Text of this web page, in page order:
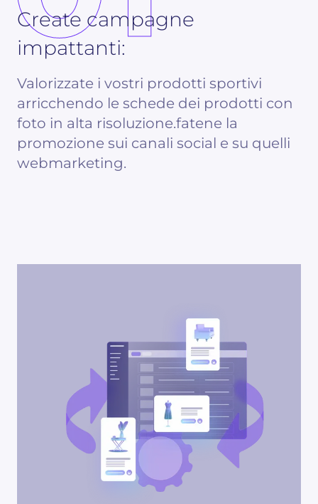
Create campagne
impattanti:
Valorizzate i vostri prodotti sportivi
arricchendo le schede dei prodotti con
foto in alta risoluzione.fatene la
promozione sui canali social e su quelli
webmarketing.